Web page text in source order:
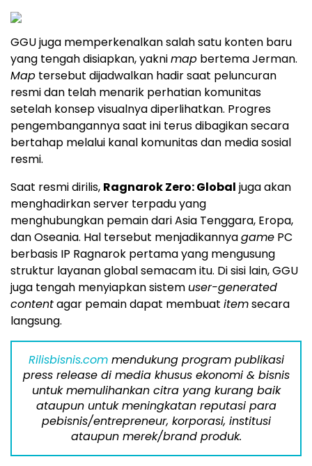
GGU juga memperkenalkan salah satu konten baru
yang tengah disiapkan, yaknimap bertema Jerman.
Map tersebut dijadwalkan hadir saat peluncuran
resmi dan telah menarik perhatian komunitas
setelah konsep visualnya diperlihatkan. Progres
pengembangannya saat ini terus dibagikan secara
bertahap melalui kanal komunitas dan media sosial
resmi.
Saat resmi dirilis, Ragnarok Zero: Global juga akan
menghadirkan server terpadu yang
menghubungkan pemain dari Asia Tenggara, Eropa,
dan Oseania. Hal tersebut menjadikannyagame PC
berbasis IP Ragnarok pertama yang mengusung
struktur layanan global semacam itu. Di sisi lain, GGU
juga tengah menyiapkan sistem user-generated
contentagar pemain dapat membuat itemsecara
langsung.
Rilisbisnis.commendukung program publikasi
press release di media khusus ekonomi & bisnis
untuk memulihankan citra yang kurang baik
ataupun untuk meningkatan reputasi para
pebisnis/entrepreneur, korporasi, institusi
ataupun merek/brand produk.